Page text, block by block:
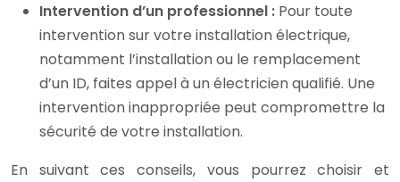
Intervention d’un professionnel : Pour toute
intervention sur votre installation électrique,
notamment l’installation ou le remplacement
d’un ID, faites appel à un électricien qualifié. Une
intervention inappropriée peut compromettre la
sécurité de votre installation.
En suivant ces conseils, vous pourrez choisir et